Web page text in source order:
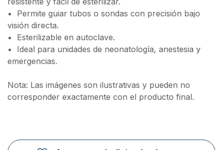
•⁠ ⁠Permite guiar tubos o sondas con precisión bajo
visión directa.
•⁠ ⁠Esterilizable en autoclave.
•⁠ ⁠Ideal para unidades de neonatología, anestesia y
emergencias.
Nota: Las imágenes son ilustrativas y pueden no
corresponder exactamente con el producto final.